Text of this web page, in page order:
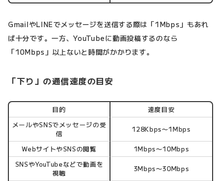
GmailやLINEでメッセージを送信する際は「1Mbps」もあれ
ば十分です。一方、YouTubeに動画投稿するのなら
「10Mbps」以上ないと時間がかかります。
「下り」の通信速度の目安
目的
速度目安
メールやSNSでメッセージの受
信
128Kbps〜1Mbps
WebサイトやSNSの閲覧
1Mbps〜10Mbps
SNSやYouTubeなどで動画を
視聴
3Mbps〜30Mbps